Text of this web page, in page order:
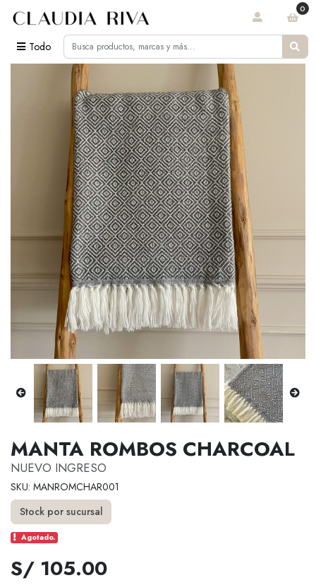
Todo
0
MANTA ROMBOS CHARCOAL
NUEVO INGRESO
SKU: MANROMCHAR001
Stock por sucursal
Agotado.
S/ 105.00